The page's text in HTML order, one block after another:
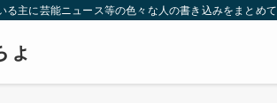
る主に芸能ニュース等の色々な人の書き込みをまとめ
ょ